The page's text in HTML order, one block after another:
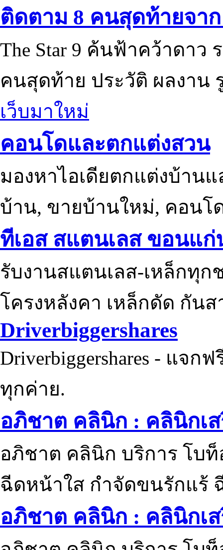
ติดตาม 8 คนสุดท้ายจาก
The Star 9 ค้นฟ้าคว้าดาว
คนสุดท้าย ประวัติ ผลงาน
เว็บมาใหม่
คอนโดและตกแต่งสวน
มองหาไอเดียตกแต่งบ้าน
บ้าน, ขายบ้านใหม่, คอนโ
ทีเอส สแตนเลส ขอนแก่
รับงานสแตนเลส-เหล็กทุ
โครงหลังคา เหล็กดัด กัน
Driverbiggershares
Driverbiggershares - แจก
ทุกค่าย.
อภิชาต คลินิก : คลินิกเ
อภิชาต คลินิก บริการ โบ
ฉีดหน้าใส กำจัดขนรักแร้
อภิชาต คลินิก : คลินิกเ